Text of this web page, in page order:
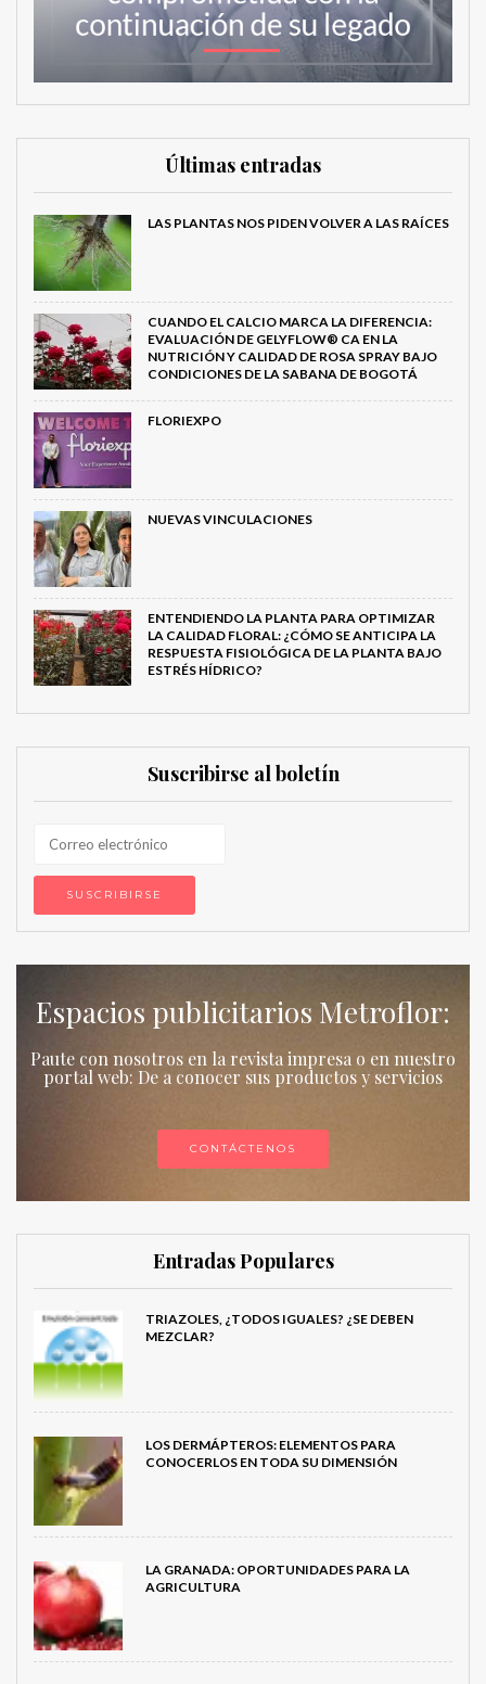
Últimas entradas
LAS PLANTAS NOS PIDEN VOLVER A LAS RAÍCES
CUANDO EL CALCIO MARCA LA DIFERENCIA:
EVALUACIÓN DE GELYFLOW® CA EN LA
NUTRICIÓN Y CALIDAD DE ROSA SPRAY BAJO
CONDICIONES DE LA SABANA DE BOGOTÁ
FLORIEXPO
NUEVAS VINCULACIONES
ENTENDIENDO LA PLANTA PARA OPTIMIZAR
LA CALIDAD FLORAL: ¿CÓMO SE ANTICIPA LA
RESPUESTA FISIOLÓGICA DE LA PLANTA BAJO
ESTRÉS HÍDRICO?
Suscribirse al boletín
Espacios publicitarios Metroflor:
Paute con nosotros en la revista impresa o en nuestro
portal web: De a conocer sus productos y servicios
CONTÁCTENOS
Entradas Populares
TRIAZOLES, ¿TODOS IGUALES? ¿SE DEBEN
MEZCLAR?
LOS DERMÁPTEROS: ELEMENTOS PARA
CONOCERLOS EN TODA SU DIMENSIÓN
LA GRANADA: OPORTUNIDADES PARA LA
AGRICULTURA